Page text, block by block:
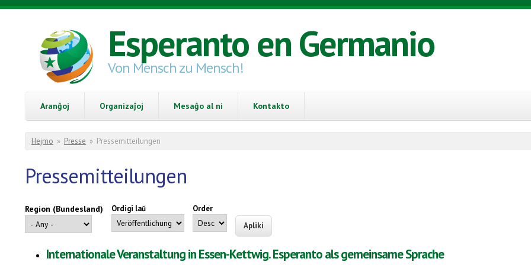
Skip to main content
Esperanto en Germanio
Von Mensch zu Mensch!
Aranĝoj Organizaĵoj Mesaĝo al ni Kontakto
You are here
Hejmo » Presse » Pressemitteilungen
Pressemitteilungen
Region (Bundesland) Ordigi laŭ Order
Internationale Veranstaltung in Essen-Kettwig. Esperanto als gemeinsame Sprache